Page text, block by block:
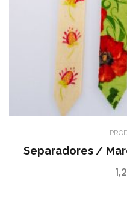
Separadores /